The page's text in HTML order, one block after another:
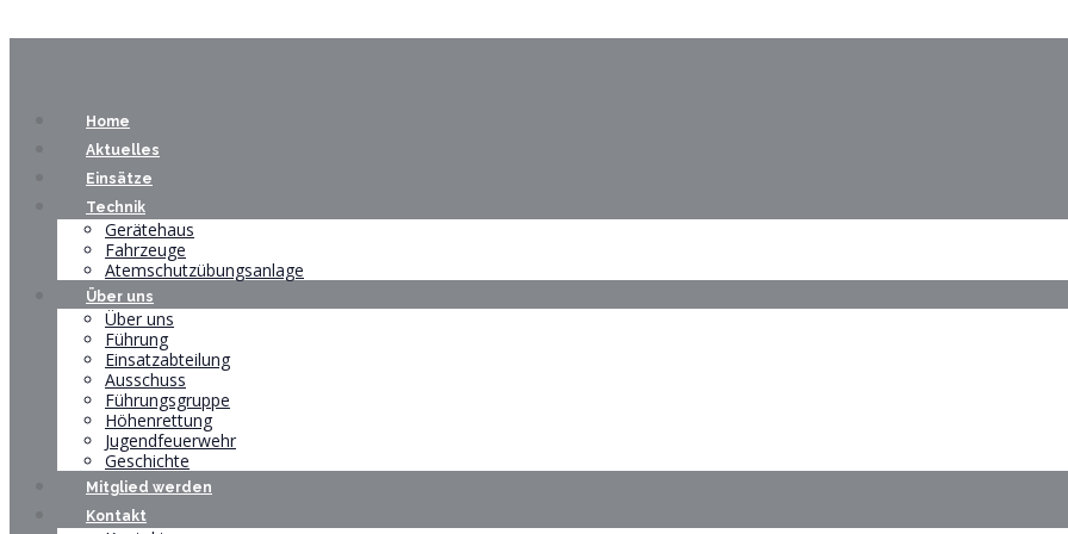
Home
Aktuelles
Einsätze
Technik
Gerätehaus
Fahrzeuge
Atemschutzübungsanlage
Über uns
Über uns
Führung
Einsatzabteilung
Ausschuss
Führungsgruppe
Höhenrettung
Jugendfeuerwehr
Geschichte
Mitglied werden
Kontakt